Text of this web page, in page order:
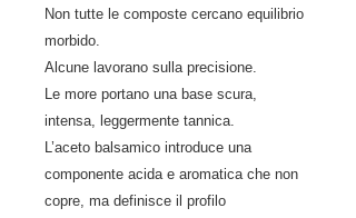
Non tutte le composte cercano equilibrio
morbido.
Alcune lavorano sulla precisione.
Le more portano una base scura,
intensa, leggermente tannica.
L’aceto balsamico introduce una
componente acida e aromatica che non
copre, ma definisce il profilo